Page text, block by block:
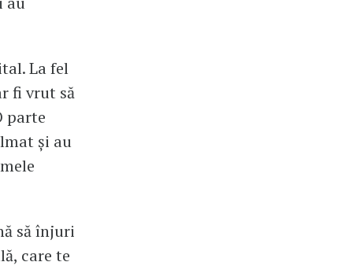
La fel
fi vrut să
parte
și au
să înjuri
care te